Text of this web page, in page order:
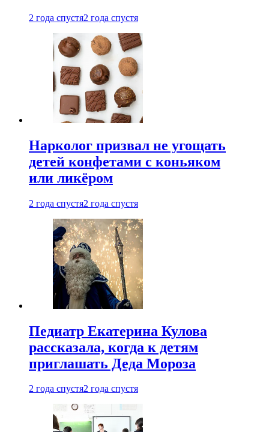
2 года спустя2 года спустя
Нарколог призвал не угощать
детей конфетами с коньяком
или ликёром
2 года спустя2 года спустя
Педиатр Екатерина Кулова
рассказала, когда к детям
приглашать Деда Мороза
2 года спустя2 года спустя